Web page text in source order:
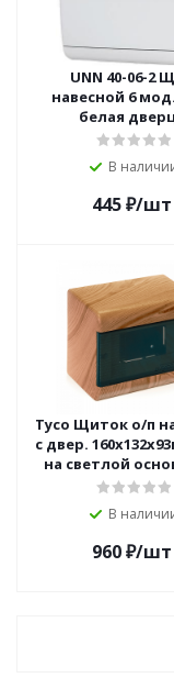
UNN 40-06-2
навесной 6
белая
В
445₽/шт
Тусо Щиток о/п
с двер.
на светлой
В
960₽/шт